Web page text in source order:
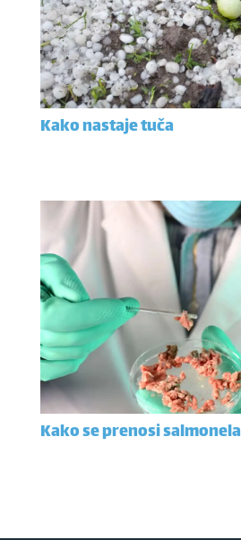
Kako nastaje tuča
Kako se prenosi salmonela